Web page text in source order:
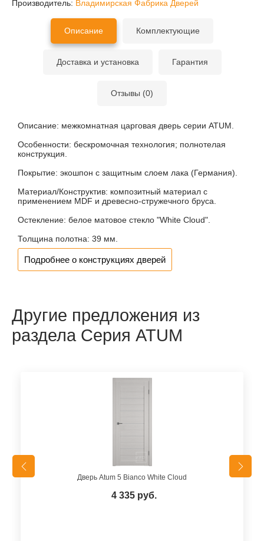
Производитель: Владимирская Фабрика Дверей
Описание Комплектующие
Доставка и установка Гарантия
Отзывы (0)
Описание: межкомнатная царговая дверь серии ATUM.
Особенности: бескромочная технология; полнотелая
конструкция.
Покрытие: экошпон с защитным слоем лака (Германия).
Материал/Конструктив: композитный материал с
применением MDF и древесно-стружечного бруса.
Остекление: белое матовое стекло "White Cloud".
Толщина полотна: 39 мм.
Подробнее о конструкциях дверей
Другие предложения из
раздела Серия ATUM
Дверь Atum 5 Bianco White Cloud
4 335 руб.